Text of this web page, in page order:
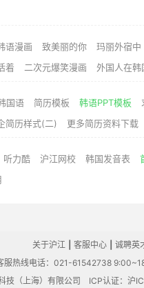
语漫画 致美丽的你
玛丽外宿中
着 二次元爆笑漫画 外国人在韩
国语 简历模板 韩语PPT模板
简历样式(二) 更多简历资料下载
听力酷 沪江网校 韩国发音表
关于沪江 客服中心
诚聘英
服热线电话：021-61542738
技（上海）有限公司 ICP认证：沪